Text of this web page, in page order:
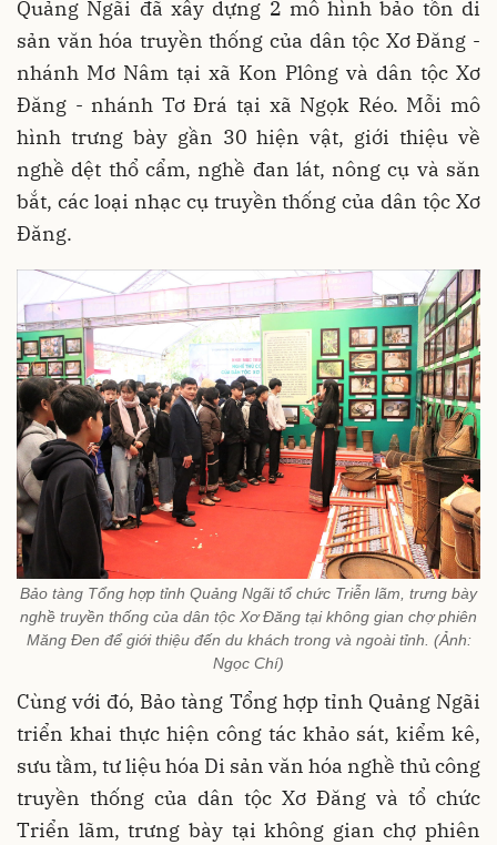
Quảng Ngãi đã xây dựng 2 mô hình bảo tồn di
sản văn hóa truyền thống của dân tộc Xơ Đăng -
nhánh Mơ Nâm tại xã Kon Plông và dân tộc Xơ
Đăng - nhánh Tơ Đrá tại xã Ngọk Réo. Mỗi mô
hình trưng bày gần 30 hiện vật, giới thiệu về
nghề dệt thổ cẩm, nghề đan lát, nông cụ và săn
bắt, các loại nhạc cụ truyền thống của dân tộc Xơ
Đăng.
Bảo tàng Tổng hợp tỉnh Quảng Ngãi tổ chức Triễn lãm, trưng bày
nghề truyền thống của dân tộc Xơ Đăng tại không gian chợ phiên
Măng Đen để giới thiệu đến du khách trong và ngoài tỉnh. (Ảnh:
Ngọc Chí)
Cùng với đó, Bảo tàng Tổng hợp tỉnh Quảng Ngãi
triển khai thực hiện công tác khảo sát, kiểm kê,
sưu tầm, tư liệu hóa Di sản văn hóa nghề thủ công
truyền thống của dân tộc Xơ Đăng và tổ chức
Triển lãm, trưng bày tại không gian chợ phiên